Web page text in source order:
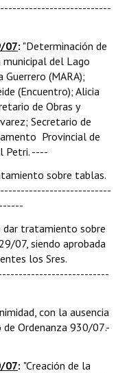
07: "Determinación de
del Lago
Guerrero (MARA);
(Encuentro); Alicia
de Obras y
Secretario de
Provincial de
Petri. ----
sobre tablas.
dar tratamiento sobre
07, siendo aprobada
los Sres.
con la ausencia
Ordenanza 930/07.-
07: "Creación de la